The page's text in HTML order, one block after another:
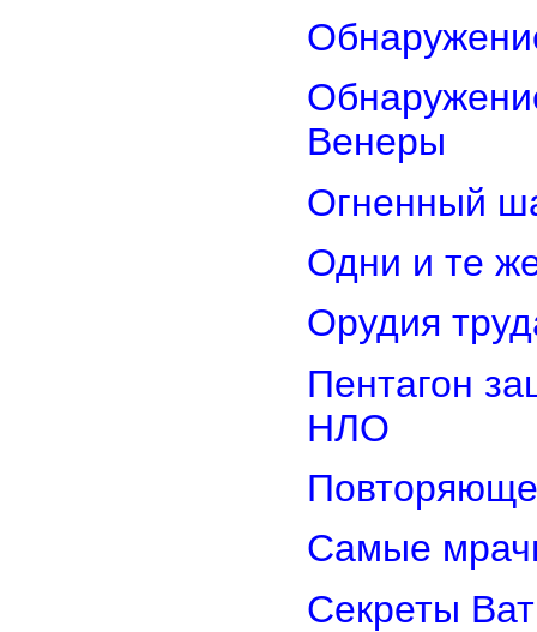
Венеры
Огненный
Одни и те
Орудия
Пентагон
НЛО
Самые
Секреты